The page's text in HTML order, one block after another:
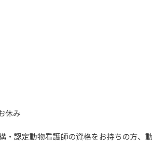
休み
・認定動物看護師の資格をお持ちの方、